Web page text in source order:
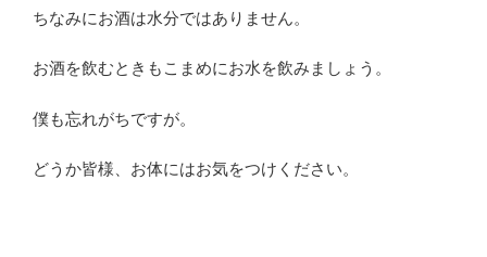
ちなみにお酒は水分ではありません。
お酒を飲むときもこまめにお水を飲みましょう。
僕も忘れがちですが。
どうか皆様、お体にはお気をつけください。